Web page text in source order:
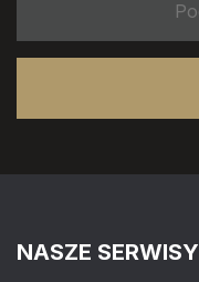
NASZE SERWISY